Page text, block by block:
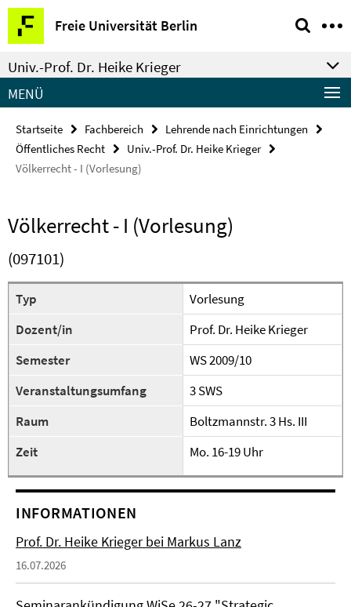
Springe
direkt
zu
Inhalt
Freie Universität Berlin
Service-
Navigation
Univ.-Prof. Dr. Heike Krieger
MENÜ
Startseite Fachbereich
Lehrende nach Einrichtungen
Öffentliches Recht
Univ.-Prof. Dr. Heike Krieger
Völkerrecht - I (Vorlesung)
Völkerrecht - I (Vorlesung)
(097101)
Typ
Vorlesung
Dozent/in
Prof. Dr. Heike Krieger
Semester
WS 2009/10
Veranstaltungsumfang
3 SWS
Raum
Boltzmannstr. 3 Hs. III
Zeit
Mo. 16-19 Uhr
INFORMATIONEN
Prof. Dr. Heike Krieger bei Markus Lanz
16.07.2026